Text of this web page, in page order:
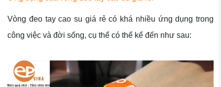
Vòng đeo tay cao su giá rẻ có khá nhiều ứng dụng trong
công việc và đời sống, cụ thể có thể kể đến như sau: